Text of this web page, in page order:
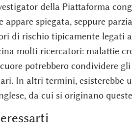
della Piattaforma
spiegata, seppure
di rischio tipicamente legati
molti ricercatori: malattie
potrebbero condividere
In altri termini, esisterebbe
da cui si originano